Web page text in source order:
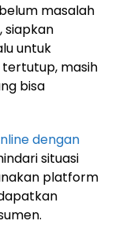
masalah
siapkan
untuk
masih
bisa
dengan
situasi
platform